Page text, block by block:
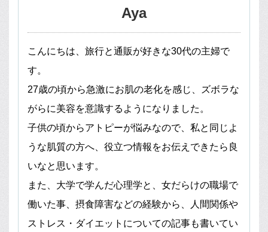
Aya
こんにちは、旅行と通販が好きな30代の主婦で
す。
27歳の頃から急激にお肌の老化を感じ、ズボラな
がらに美容を意識するようになりました。
子供の頃からアトピーが悩みなので、私と同じよ
うな肌質の方へ、役立つ情報をお伝えできたら良
いなと思います。
また、大学で学んだ心理学と、女だらけの職場で
働いた事、摂食障害などの経験から、人間関係や
ストレス・ダイエットについての記事も書いてい